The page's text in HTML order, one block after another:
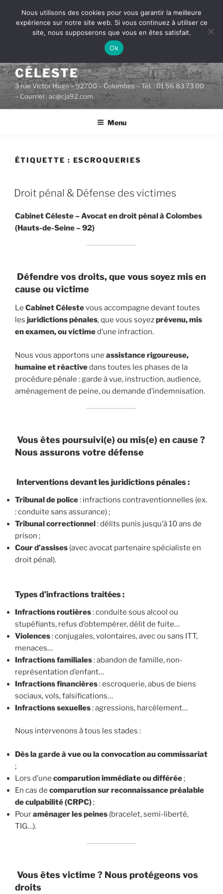
contenu
CABINET D'AVOCATS
CÉLESTE
3 rue Victor Hugo – 92700 – Colombes – Tél. : 01 56 83 73 00
– Courriel : ac@cja92.com
Menu
ÉTIQUETTE : ESCROQUERIES
PUBLIÉ
LE
Droit pénal & Défense des victimes
Cabinet Céleste – Avocat en droit pénal à Colombes
(Hauts-de-Seine – 92)
Défendre vos droits, que vous soyez mis en
cause ou victime
Le Cabinet Célestevous accompagne devant toutes
les juridictions pénales, que vous soyezprévenu, mis
en examen, ou victimed’une infraction.
Nous vous apportons une assistance rigoureuse,
humaine et réactivedans toutes les phases de la
procédure pénale : garde à vue, instruction, audience,
aménagement de peine, ou demande d’indemnisation.
Vous êtes poursuivi(e) ou mis(e) en cause ?
Nous assurons votre défense
Interventions devant les juridictions pénales :
Tribunal de police: infractions contraventionnelles (ex.
: conduite sans assurance) ;
Tribunal correctionnel: délits punis jusqu’à 10 ans de
prison ;
Cour d’assises (avec avocat partenaire spécialiste en
droit pénal).
Types d’infractions traitées :
Infractions routières: conduite sous alcool ou
stupéfiants, refus d’obtempérer, délit de fuite…
Violences: conjugales, volontaires, avec ou sans ITT,
menaces…
Infractions familiales: abandon de famille, non-
représentation d’enfant…
Infractions financières: escroquerie, abus de biens
sociaux, vols, falsifications…
Infractions sexuelles: agressions, harcèlement…
Nous intervenons à tous les stades :
Dès la garde à vue ou la convocation au commissariat
;
Lors d’une comparution immédiate ou différée;
En cas de comparution sur reconnaissance préalable
de culpabilité (CRPC);
Pouraménager les peines (bracelet, semi-liberté,
TIG…).
Vous êtes victime ? Nous protégeons vos
droits
Nous utilisons des cookies pour vous garantir la meilleure
expérience sur notre site web. Si vous continuez à utiliser ce
site, nous supposerons que vous en êtes satisfait.
Ok